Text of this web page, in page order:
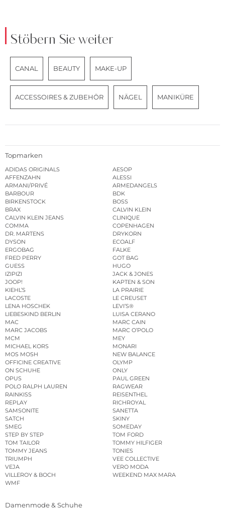
Stöbern Sie weiter
CANAL BEAUTY MAKE-UP
ACCESSOIRES & ZUBEHÖR NÄGEL MANIKÜRE
Topmarken
ADIDAS ORIGINALS
AESOP
AFFENZAHN
ALESSI
ARMANI/PRIVÉ
ARMEDANGELS
BARBOUR
BDK
BIRKENSTOCK
BOSS
BRAX
CALVIN KLEIN
CALVIN KLEIN JEANS
CLINIQUE
COMMA
COPENHAGEN
DR. MARTENS
DRYKORN
DYSON
ECOALF
ERGOBAG
FALKE
FRED PERRY
GOT BAG
GUESS
HUGO
IZIPIZI
JACK & JONES
JOOP!
KAPTEN & SON
KIEHL’S
LA PRAIRIE
LACOSTE
LE CREUSET
LENA HOSCHEK
LEVI’S®
LIEBESKIND BERLIN
LUISA CERANO
MAC
MARC CAIN
MARC JACOBS
MARC O’POLO
MCM
MEY
MICHAEL KORS
MONARI
MOS MOSH
NEW BALANCE
OFFICINE CREATIVE
OLYMP
ON SCHUHE
ONLY
OPUS
PAUL GREEN
POLO RALPH LAUREN
RAGWEAR
RAINKISS
REISENTHEL
REPLAY
RICHROYAL
SAMSONITE
SANETTA
SATCH
SKINY
SMEG
SOMEDAY
STEP BY STEP
TOM FORD
TOM TAILOR
TOMMY HILFIGER
TOMMY JEANS
TONIES
TRIUMPH
VEE COLLECTIVE
VEJA
VERO MODA
VILLEROY & BOCH
WEEKEND MAX MARA
WMF
Damenmode & Schuhe